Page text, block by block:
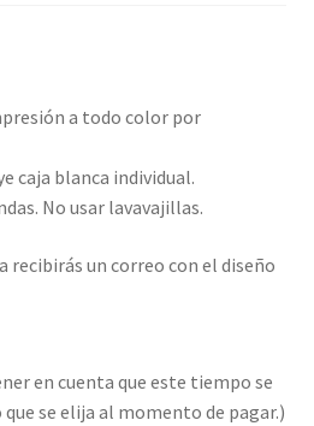
a todo color por
caja blanca individual.
No usar lavavajillas.
recibirás un correo con el diseño
en cuenta que este tiempo se
se elija al momento de pagar.)